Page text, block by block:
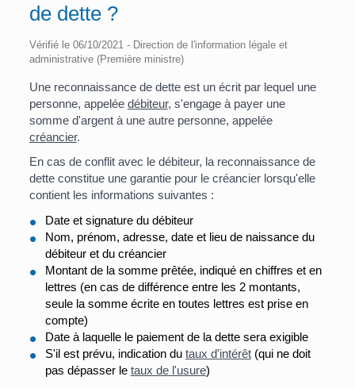
de dette ?
Vérifié le 06/10/2021 - Direction de l'information légale et
administrative (Première ministre)
Une reconnaissance de dette est un écrit par lequel une
personne, appelée débiteur, s'engage à payer une
somme d'argent à une autre personne, appelée
créancier.
En cas de conflit avec le débiteur, la reconnaissance de
dette constitue une garantie pour le créancier lorsqu'elle
contient les informations suivantes :
Date et signature du débiteur
Nom, prénom, adresse, date et lieu de naissance du
débiteur et du créancier
Montant de la somme prêtée, indiqué en chiffres et en
lettres (en cas de différence entre les 2 montants,
seule la somme écrite en toutes lettres est prise en
compte)
Date à laquelle le paiement de la dette sera exigible
S'il est prévu, indication du taux d'intérêt(qui ne doit
pas dépasser le taux de l'usure)